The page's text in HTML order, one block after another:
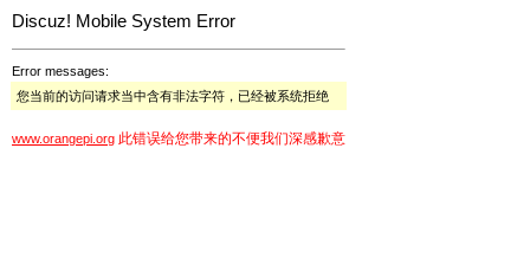
Discuz! Mobile System Error
Error messages:
您当前的访问请求当中含有非法字符，已经被系统拒绝
www.orangepi.org 此错误给您带来的不便我们深感歉意